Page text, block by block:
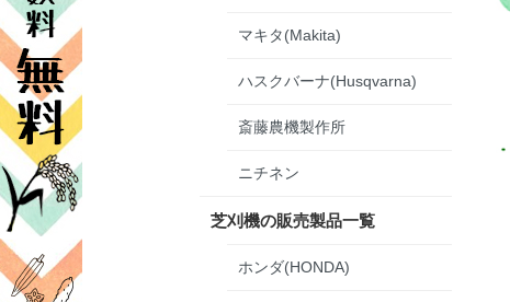
マキタ(Makita)
ハスクバーナ(Husqvarna)
斎藤農機製作所
ニチネン
芝刈機の販売製品一覧
ホンダ(HONDA)